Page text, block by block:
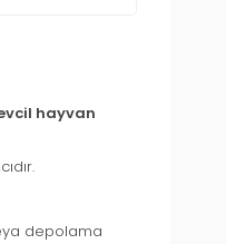
hayvan
depolama